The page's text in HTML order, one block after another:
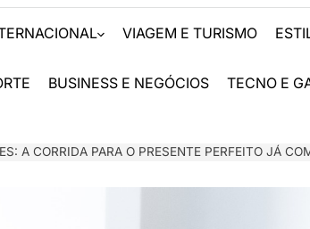
VIAGEM E TURISMO
BUSINESS E NEGÓCIOS TECNO E
A CORRIDA PARA O PRESENTE PERFEITO JÁ